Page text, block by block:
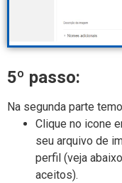
5º passo:
Na segunda parte
Clique no icone
seu arquivo de
perfil (veja
aceitos).